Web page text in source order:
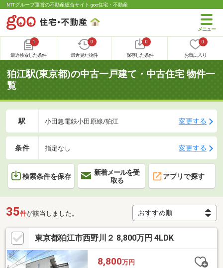
NTTグループ運営の不動産総合サイト goo住宅・不動産
1
最近検索した条件
0
最近見た物件
0
保存した条件
0
お気に入り
狛江駅(東京都)の中古一戸建て・中古住宅 物件一
覧
駅 小田急電鉄小田原線/狛江 変更する
条件 指定なし 変更する
検索条件を保存
新着メールを受
取る
アプリで探す
35件が該当しました。
東京都狛江市西野川２ 8,800万円 4LDK
8,800万円